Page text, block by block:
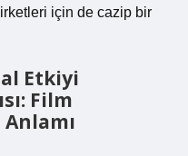
için de cazip bir
Etkiyi
Film